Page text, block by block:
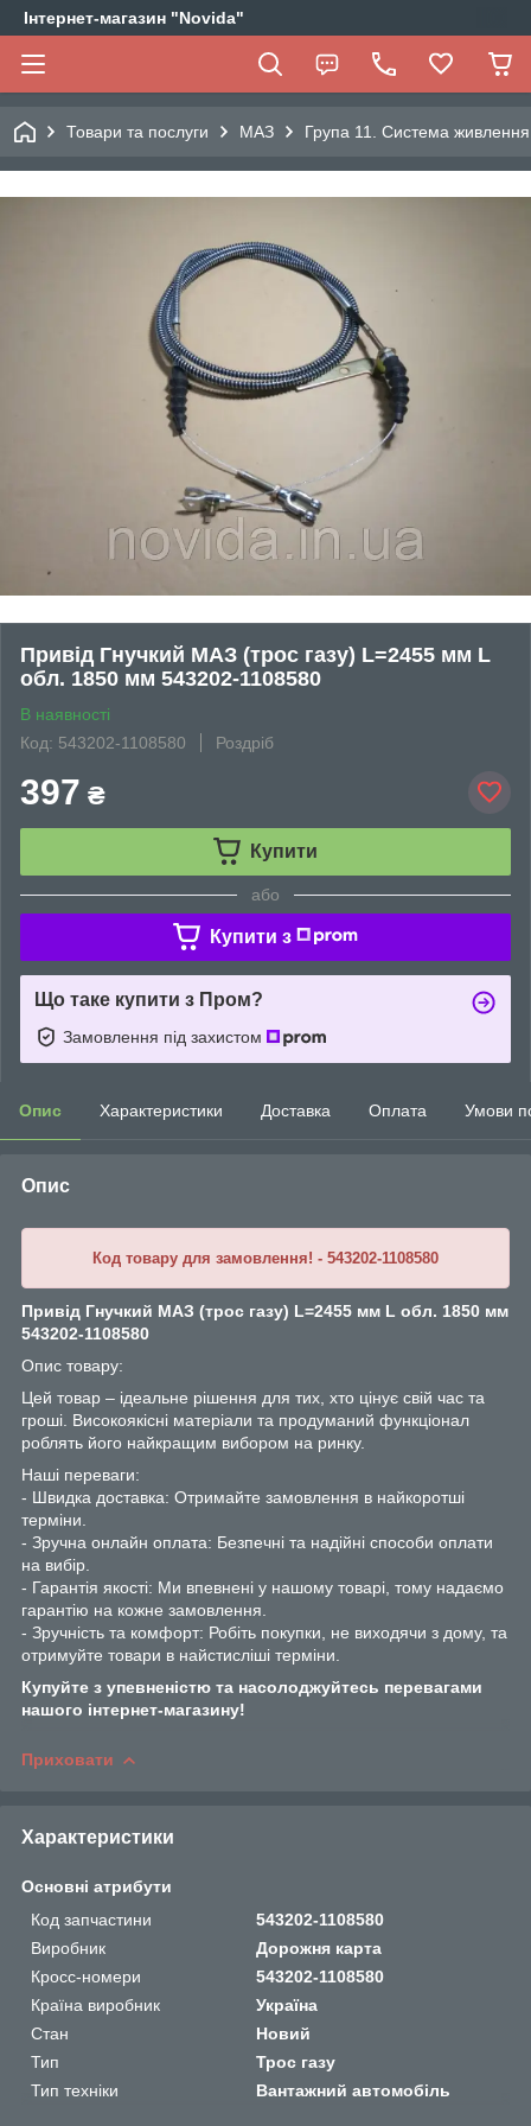
Інтернет-магазин "Novida"
Товари та послуги МАЗ Група 11. Система живлення
Привід Гнучкий МАЗ (трос газу) L=2455 мм L
обл. 1850 мм 543202-1108580
В наявності
Код: 543202-1108580
Роздріб
397 ₴
Купити
або
Купити з
Що таке купити з Пром?
Замовлення під захистом
Опис Характеристики Доставка Оплата Умови
Опис
Код товару для замовлення! - 543202-1108580
Привід Гнучкий МАЗ (трос газу) L=2455 мм L обл. 1850 мм
543202-1108580
Опис товару:
Цей товар – ідеальне рішення для тих, хто цінує свій час та
гроші. Високоякісні матеріали та продуманий функціонал
роблять його найкращим вибором на ринку.
Наші переваги:
- Швидка доставка: Отримайте замовлення в найкоротші
терміни.
- Зручна онлайн оплата: Безпечні та надійні способи оплати
на вибір.
- Гарантія якості: Ми впевнені у нашому товарі, тому надаємо
гарантію на кожне замовлення.
- Зручність та комфорт: Робіть покупки, не виходячи з дому, та
отримуйте товари в найстисліші терміни.
Купуйте з упевненістю та насолоджуйтесь перевагами
нашого інтернет-магазину!
Приховати
Характеристики
Основні атрибути
Код запчастини
543202-1108580
Виробник
Дорожня карта
Кросс-номери
543202-1108580
Країна виробник
Україна
Стан
Новий
Тип
Трос газу
Тип техніки
Вантажний автомобіль